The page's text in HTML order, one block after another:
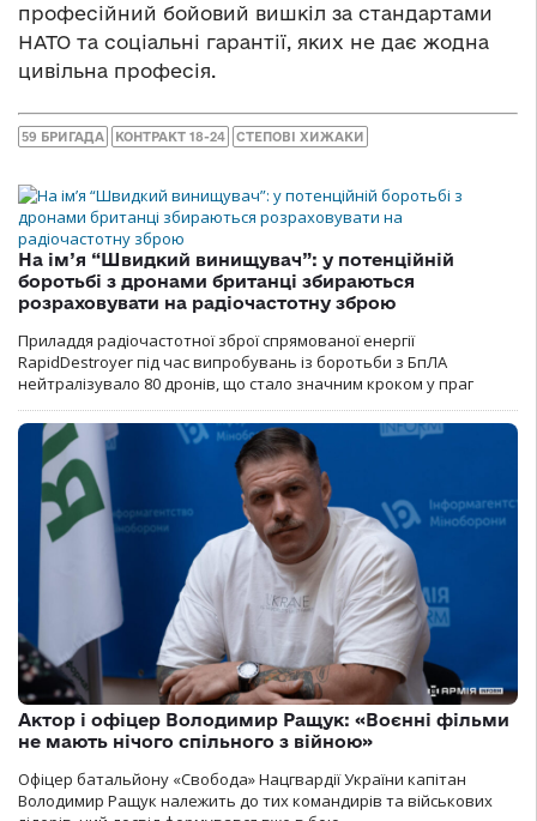
професійний бойовий вишкіл за стандартами
НАТО та соціальні гарантії, яких не дає жодна
цивільна професія.
59 БРИГАДА КОНТРАКТ 18-24 СТЕПОВІ ХИЖАКИ
На ім’я “Швидкий винищувач”: у потенційній
боротьбі з дронами британці збираються
розраховувати на радіочастотну зброю
Приладдя радіочастотної зброї спрямованої енергії
RapidDestroyer під час випробувань із боротьби з БпЛА
нейтралізувало 80 дронів, що стало значним кроком у праг
Актор і офіцер Володимир Ращук: «Воєнні фільми
не мають нічого спільного з війною»
Офіцер батальйону «Свобода» Нацгвардії України капітан
Володимир Ращук належить до тих командирів та військових